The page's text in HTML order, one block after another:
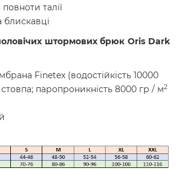
талії
блискавці
штормових брюк Oris Dark
Finetex (водостійкість 10000
паропроникність 8000 гр / м2